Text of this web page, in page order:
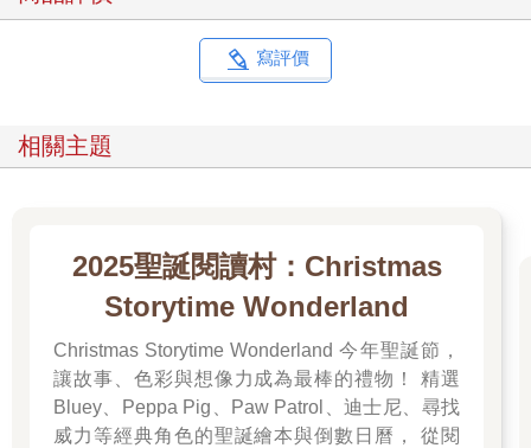
寫評價
相關主題
2025聖誕閱讀村：Christmas
Storytime Wonderland
Christmas Storytime Wonderland 今年聖誕節，
讓故事、色彩與想像力成為最棒的禮物！ 精選
Bluey、Peppa Pig、Paw Patrol、迪士尼、尋找
威力等經典角色的聖誕繪本與倒數日曆， 從閱